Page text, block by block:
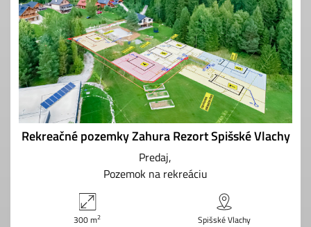
Rekreačné pozemky Zahura Rezort Spišské Vlachy
Predaj
Pozemok na rekreáciu
300 m2 Spišské Vlachy